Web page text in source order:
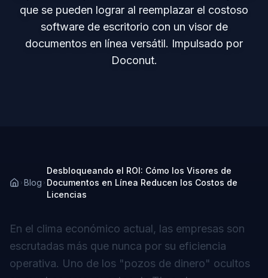
que se pueden lograr al reemplazar el costoso
software de escritorio con un visor de
documentos en línea versátil. Impulsado por
Doconut.
Blog
Desbloqueando el ROI: Cómo los Visores de
Documentos en Línea Reducen los Costos de
Licencias
En el clima económico actual, las empresas son
escrutadas más que nunca por su eficiencia
operativa. Uno de los "pozos de dinero" ocultos